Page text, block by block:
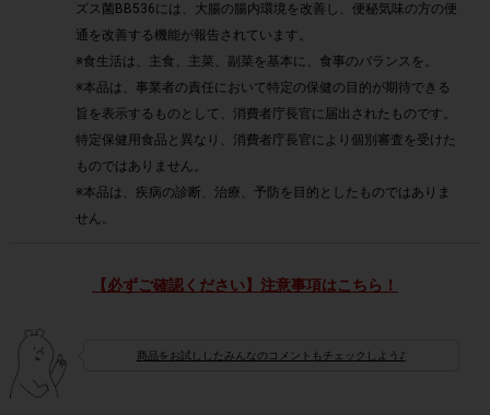
ズス菌BB536には、大腸の腸内環境を改善し、便秘気味の方の便
通を改善する機能が報告されています。
※食生活は、主食、主菜、副菜を基本に、食事のバランスを。
※本品は、事業者の責任において特定の保健の目的が期待できる
旨を表示するものとして、消費者庁長官に届出されたものです。
特定保健用食品と異なり、消費者庁長官により個別審査を受けた
ものではありません。
※本品は、疾病の診断、治療、予防を目的としたものではありま
せん。
【必ずご確認ください】注意事項はこちら！
商品をお試ししたみんなのコメントもチェックしよう♪